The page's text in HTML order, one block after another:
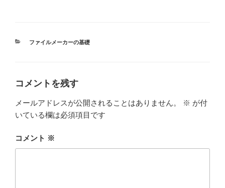
カ
ファイルメーカーの基礎
コメントを残す
メールアドレスが公開されることはありません。 ※ が付
いている欄は必須項目です
コメント ※